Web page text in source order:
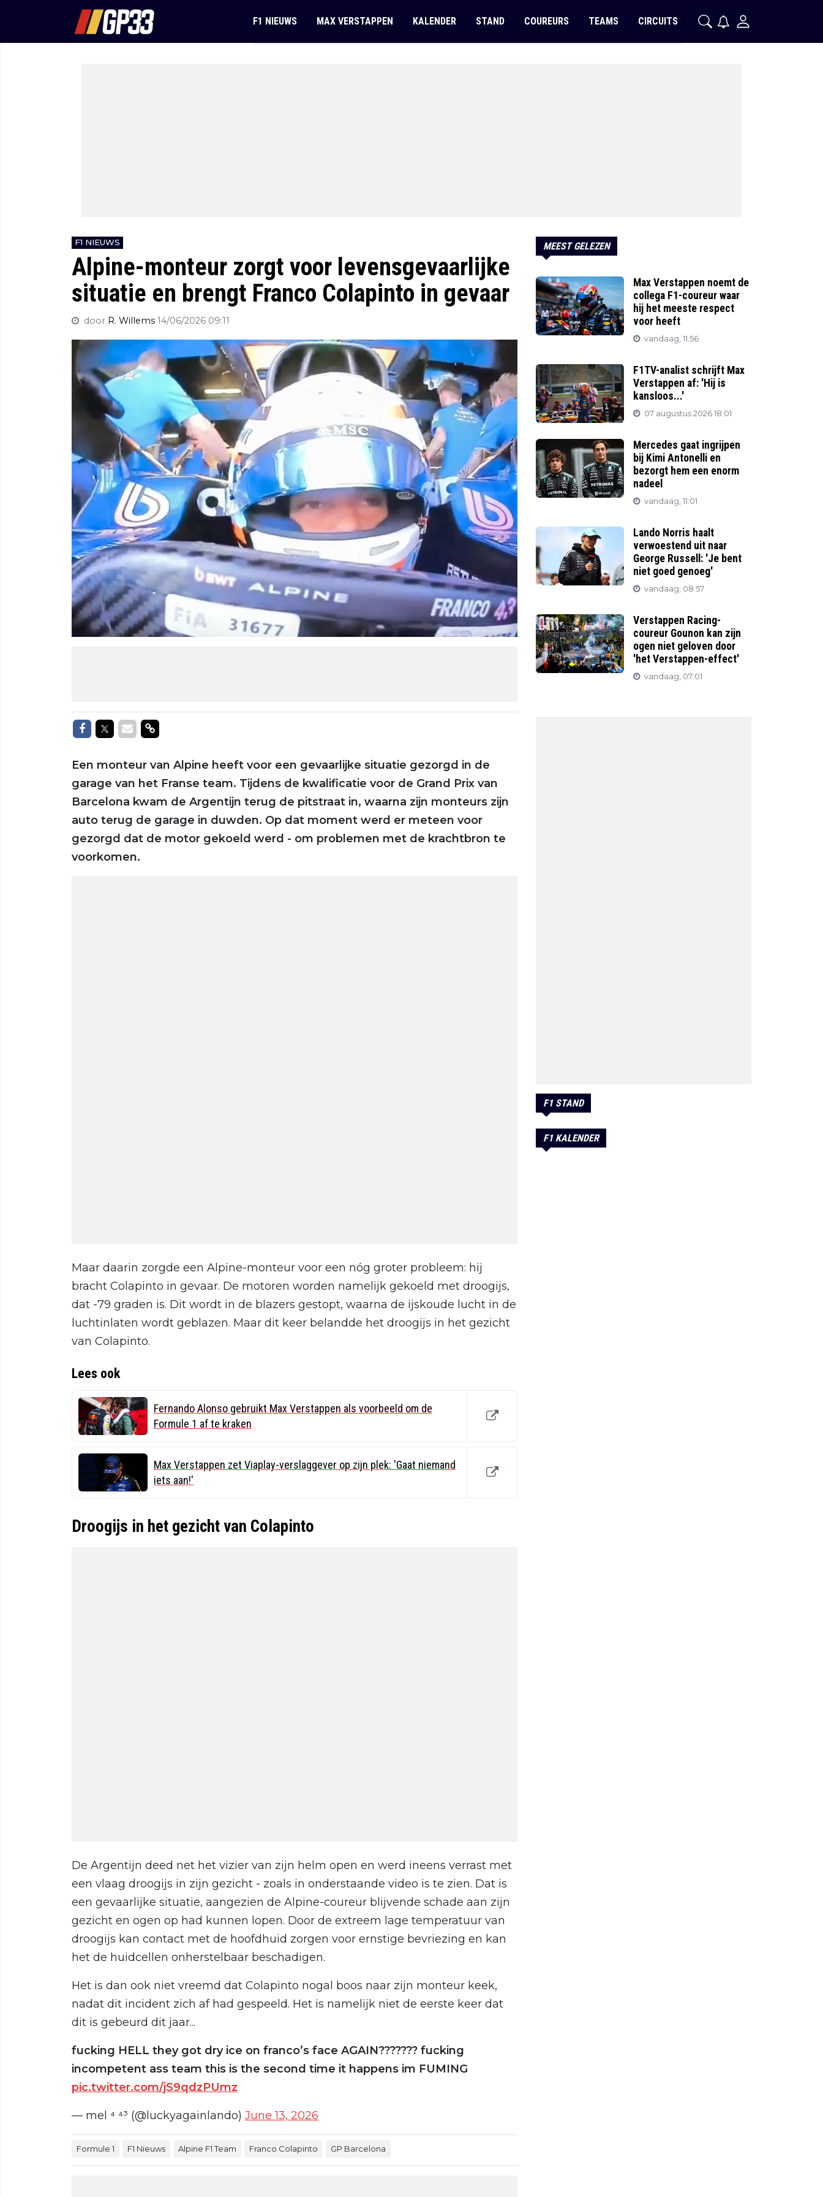
F1 NIEUWS MAX VERSTAPPEN KALENDER STAND COUREURS TEAMS CIRCUITS
F1 NIEUWS
Alpine-monteur zorgt voor levensgevaarlijke
situatie en brengt Franco Colapinto in gevaar
door R. Willems 14/06/2026 09:11
Delen op Facebook
Delen op Twitter
Delen via Mail
Delen via link
Een monteur van Alpine heeft voor een gevaarlijke situatie gezorgd in de
garage van het Franse team. Tijdens de kwalificatie voor de Grand Prix van
Barcelona kwam de Argentijn terug de pitstraat in, waarna zijn monteurs zijn
auto terug de garage in duwden. Op dat moment werd er meteen voor
gezorgd dat de motor gekoeld werd - om problemen met de krachtbron te
voorkomen.
Maar daarin zorgde een Alpine-monteur voor een nóg groter probleem: hij
bracht Colapinto in gevaar. De motoren worden namelijk gekoeld met droogijs,
dat -79 graden is. Dit wordt in de blazers gestopt, waarna de ijskoude lucht in de
luchtinlaten wordt geblazen. Maar dit keer belandde het droogijs in het gezicht
van Colapinto.
Lees ook
Fernando Alonso gebruikt Max Verstappen als voorbeeld om de
Formule 1 af te kraken
Max Verstappen zet Viaplay-verslaggever op zijn plek: 'Gaat niemand
iets aan!'
Droogijs in het gezicht van Colapinto
De Argentijn deed net het vizier van zijn helm open en werd ineens verrast met
een vlaag droogijs in zijn gezicht - zoals in onderstaande video is te zien. Dat is
een gevaarlijke situatie, aangezien de Alpine-coureur blijvende schade aan zijn
gezicht en ogen op had kunnen lopen. Door de extreem lage temperatuur van
droogijs kan contact met de hoofdhuid zorgen voor ernstige bevriezing en kan
het de huidcellen onherstelbaar beschadigen.
Het is dan ook niet vreemd dat Colapinto nogal boos naar zijn monteur keek,
nadat dit incident zich af had gespeeld. Het is namelijk niet de eerste keer dat
dit is gebeurd dit jaar...
fucking HELL they got dry ice on franco’s face AGAIN??????? fucking
incompetent ass team this is the second time it happens im FUMING
pic.twitter.com/jS9qdzPUmz
— mel ⁴ ⁴³ (@luckyagainlando) June 13, 2026
Formule 1 F1 Nieuws Alpine F1 Team Franco Colapinto GP Barcelona
MEEST GELEZEN
Max Verstappen noemt de
collega F1-coureur waar
hij het meeste respect
voor heeft
vandaag, 11:56
F1TV-analist schrijft Max
Verstappen af: 'Hij is
kansloos...'
07 augustus 2026 18:01
Mercedes gaat ingrijpen
bij Kimi Antonelli en
bezorgt hem een enorm
nadeel
vandaag, 11:01
Lando Norris haalt
verwoestend uit naar
George Russell: 'Je bent
niet goed genoeg'
vandaag, 08:57
Verstappen Racing-
coureur Gounon kan zijn
ogen niet geloven door
'het Verstappen-effect'
vandaag, 07:01
F1 STAND
F1 KALENDER